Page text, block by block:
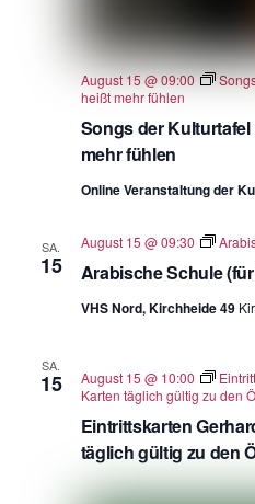
Songs der
mehr fühlen
August 15 @ 09:00
heißt mehr fühlen
Online Veranstaltung der
SA.
15 Arabische Schule
August 15 @ 09:30
VHS Nord, Kirchheide 49
SA.
15
Eintrittskarten
täglich gültig zu den
August 15 @ 10:00
Karten täglich gültig zu den